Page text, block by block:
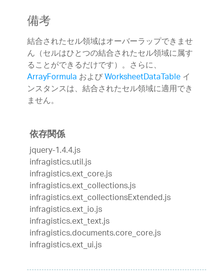
備考
結合されたセル領域はオーバーラップできませ
ん（セルはひとつの結合されたセル領域に属す
ることができるだけです）。さらに、
ArrayFormulaおよびWorksheetDataTableイ
ンスタンスは、結合されたセル領域に適用でき
ません。
依存関係
jquery-1.4.4.js
infragistics.util.js
infragistics.ext_core.js
infragistics.ext_collections.js
infragistics.ext_collectionsExtended.js
infragistics.ext_io.js
infragistics.ext_text.js
infragistics.documents.core_core.js
infragistics.ext_ui.js